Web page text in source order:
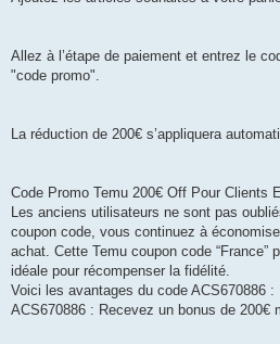
Allez à l’étape de paiement et entrez le
"code promo".
La réduction de 200€ s’appliquera
Code Promo Temu 200€ Off Pour Clients
Les anciens utilisateurs ne sont pas
coupon code, vous continuez à
achat. Cette Temu coupon code “France”
idéale pour récompenser la fidélité.
Voici les avantages du code ACS670886 :
ACS670886 : Recevez un bonus de 200€